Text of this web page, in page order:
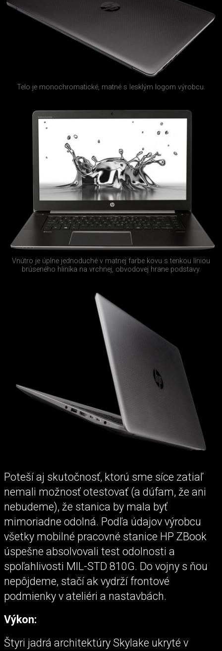
Telo je monochromatické, matné s lesklým logom výrobcu.
Vnútro je úplne jednoduché v matnej farbe kovu s tenkou líniou
brúseného hliníka na vrchnej, obvodovej hrane podstavy.
Poteší aj skutočnosť, ktorú sme síce zatiaľ
nemali možnosť otestovať (a dúfam, že ani
nebudeme), že stanica by mala byť
mimoriadne odolná. Podľa údajov výrobcu
všetky mobilné pracovné stanice HP ZBook
úspešne absolvovali test odolnosti a
spoľahlivosti MIL-STD 810G. Do vojny s ňou
nepôjdeme, stačí ak vydrží frontové
podmienky v ateliéri a nastavbách.
Výkon:
Štyri jadrá architektúry Skylake ukryté v